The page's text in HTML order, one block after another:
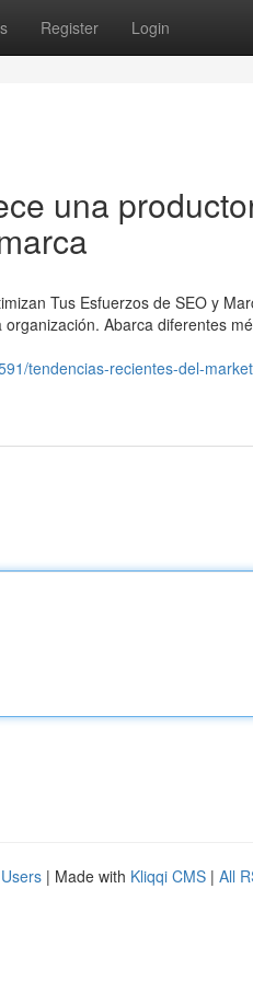
Register Login
una
Tus Esfuerzos de SEO y
Abarca diferentes
tendencias-recientes-del-
| Made with Kliqqi CMS | All